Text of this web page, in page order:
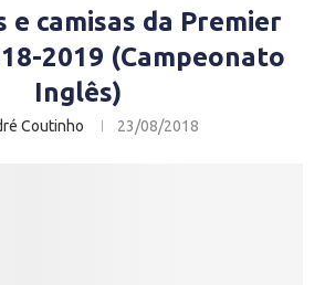
e camisas da Premier
2019 (Campeonato
Inglês)
Coutinho 23/08/2018